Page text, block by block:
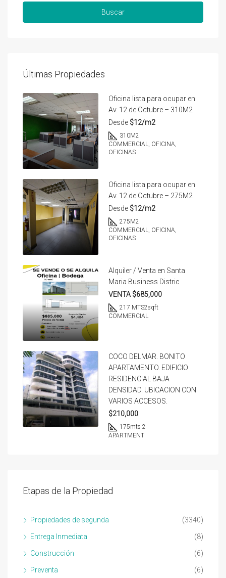
Buscar
Últimas Propiedades
Oficina lista para ocupar en
Av. 12 de Octubre – 310M2
Desde $12/m2
310M2
COMMERCIAL, OFICINA,
OFICINAS
Oficina lista para ocupar en
Av. 12 de Octubre – 275M2
Desde $12/m2
275M2
COMMERCIAL, OFICINA,
OFICINAS
Alquiler / Venta en Santa
Maria Business Distric
VENTA $685,000
217 MTS2sqft
COMMERCIAL
COCO DELMAR. BONITO
APARTAMENTO. EDIFICIO
RESIDENCIAL BAJA
DENSIDAD. UBICACION CON
VARIOS ACCESOS.
$210,000
175mts 2
APARTMENT
Etapas de la Propiedad
Propiedades de segunda (3340)
Entrega Inmediata (8)
Construcción (6)
Preventa (6)